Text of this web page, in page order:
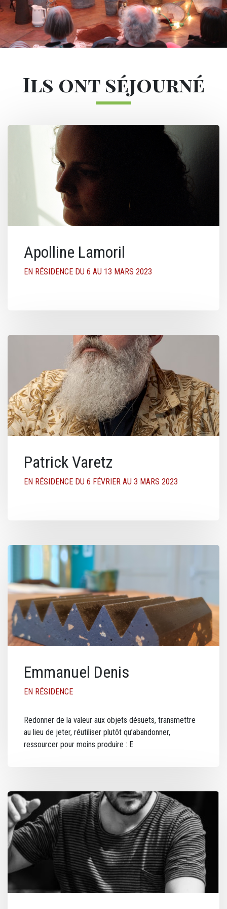
Ils ont séjourné
Image
Apolline Lamoril
EN RÉSIDENCE DU 6 AU 13 MARS 2023
Image
Patrick Varetz
EN RÉSIDENCE DU 6 FÉVRIER AU 3 MARS 2023
Image
Emmanuel Denis
EN RÉSIDENCE
Redonner de la valeur aux objets désuets, transmettre
au lieu de jeter, réutiliser plutôt qu’abandonner,
ressourcer pour moins produire : E
Image